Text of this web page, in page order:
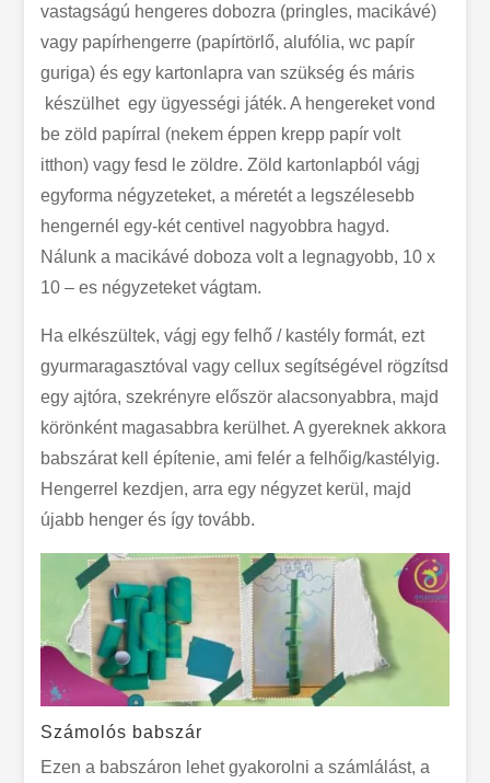
vastagságú hengeres dobozra (pringles, macikávé)
vagy papírhengerre (papírtörlő, alufólia, wc papír
guriga) és egy kartonlapra van szükség és máris
készülhet egy ügyességi játék. A hengereket vond
be zöld papírral (nekem éppen krepp papír volt
itthon) vagy fesd le zöldre. Zöld kartonlapból vágj
egyforma négyzeteket, a méretét a legszélesebb
hengernél egy-két centivel nagyobbra hagyd.
Nálunk a macikávé doboza volt a legnagyobb, 10 x
10 – es négyzeteket vágtam.
Ha elkészültek, vágj egy felhő / kastély formát, ezt
gyurmaragasztóval vagy cellux segítségével rögzítsd
egy ajtóra, szekrényre először alacsonyabbra, majd
körönként magasabbra kerülhet. A gyereknek akkora
babszárat kell építenie, ami felér a felhőig/kastélyig.
Hengerrel kezdjen, arra egy négyzet kerül, majd
újabb henger és így tovább.
Számolós babszár
Ezen a babszáron lehet gyakorolni a számlálást, a